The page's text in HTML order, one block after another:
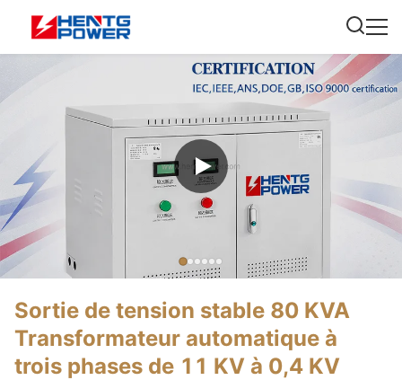
Sortie de tension stable 80 KVA
Transformateur automatique à
trois phases de 11 KV à 0,4 KV